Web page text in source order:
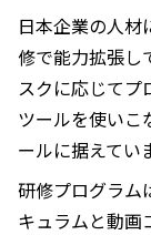
日本企業の人材
修で能力拡張し
スクに応じてプ
ツールを使いこ
ールに据えてい
研修プログラム
キュラムと動画